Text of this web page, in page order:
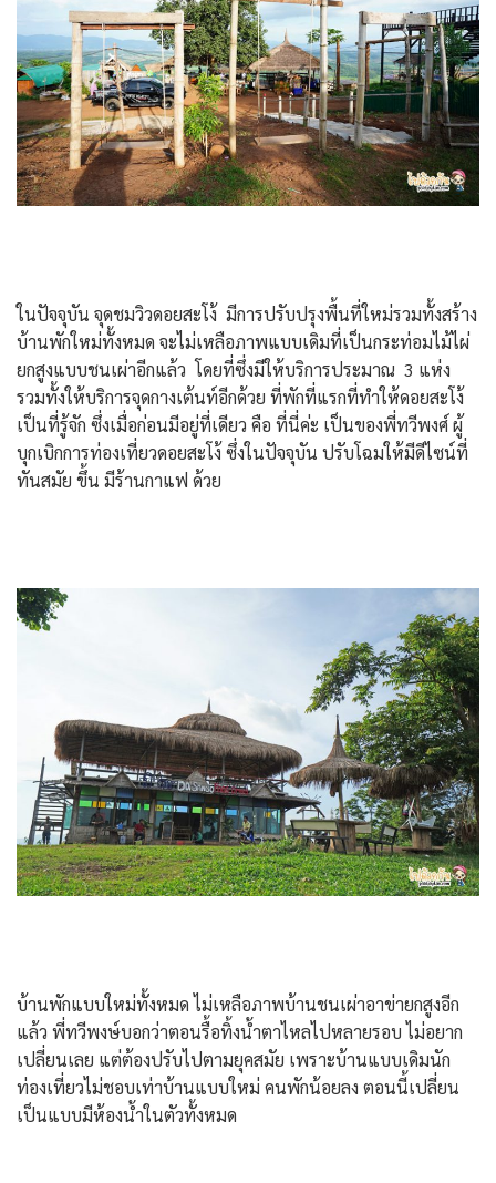
ในปัจจุบัน จุดชมวิวดอยสะโง้ มีการปรับปรุงพื้นที่ใหม่รวมทั้งสร้าง
บ้านพักใหม่ทั้งหมด จะไม่เหลือภาพแบบเดิมที่เป็นกระท่อมไม้ไผ่
ยกสูงแบบชนเผ่าอีกแล้ว โดยที่ซึ่งมีให้บริการประมาณ 3 แห่ง
รวมทั้งให้บริการจุดกางเต้นท์อีกด้วย ที่พักที่แรกที่ทำให้ดอยสะโง้
เป็นที่รู้จัก ซึ่งเมื่อก่อนมีอยู่ที่เดียว คือ ที่นี่ค่ะ เป็นของพี่ทวีพงศ์ ผู้
บุกเบิกการท่องเที่ยวดอยสะโง้ ซึ่งในปัจจุบัน ปรับโฉมให้มีดีไซน์ที่
ทันสมัย ขึ้น มีร้านกาแฟ ด้วย
บ้านพักแบบใหม่ทั้งหมด ไม่เหลือภาพบ้านชนเผ่าอาข่ายกสูงอีก
แล้ว พี่ทวีพงษ์บอกว่าตอนรื้อทิ้งน้ำตาไหลไปหลายรอบ ไม่อยาก
เปลี่ยนเลย แต่ต้องปรับไปตามยุคสมัย เพราะบ้านแบบเดิมนัก
ท่องเที่ยวไม่ชอบเท่าบ้านแบบใหม่ คนพักน้อยลง ตอนนี้เปลี่ยน
เป็นแบบมีห้องน้ำในตัวทั้งหมด